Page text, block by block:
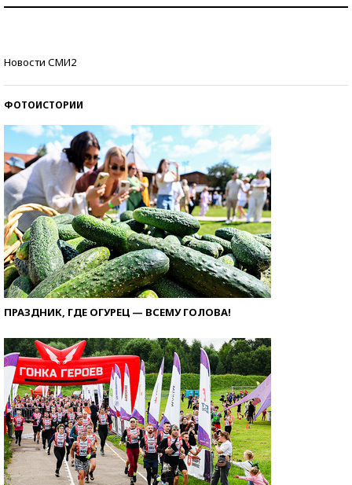
Новости СМИ2
ФОТОИСТОРИИ
ПРАЗДНИК, ГДЕ ОГУРЕЦ — ВСЕМУ ГОЛОВА!